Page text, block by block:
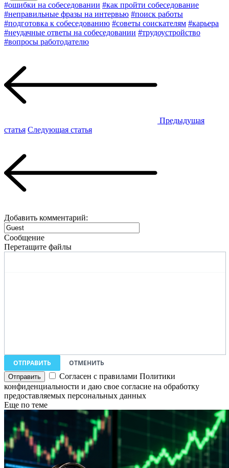
#ошибки на собеседовании #как пройти собеседование
#неправильные фразы на интервью #поиск работы
#подготовка к собеседованию #советы соискателям #карьера
#неудачные ответы на собеседовании #трудоустройство
#вопросы работодателю
Предыдущая
статья Следующая статья
Добавить комментарий:
Сообщение
Перетащите файлы
ОТПРАВИТЬ
ОТМЕНИТЬ
Согласен с правилами Политики
конфиденциальности и даю свое согласие на обработку
предоставляемых персональных данных
Еще по теме